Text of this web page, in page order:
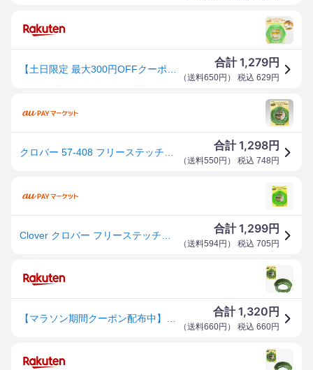
合計1,279円
（送料650円 ） 税込 629 円
合計1,298円
（送料550円 ） 税込 748 円
合計1,299円
（送料594円 ） 税込 705 円
合計1,320 円
（送料660円 ） 税込 660円